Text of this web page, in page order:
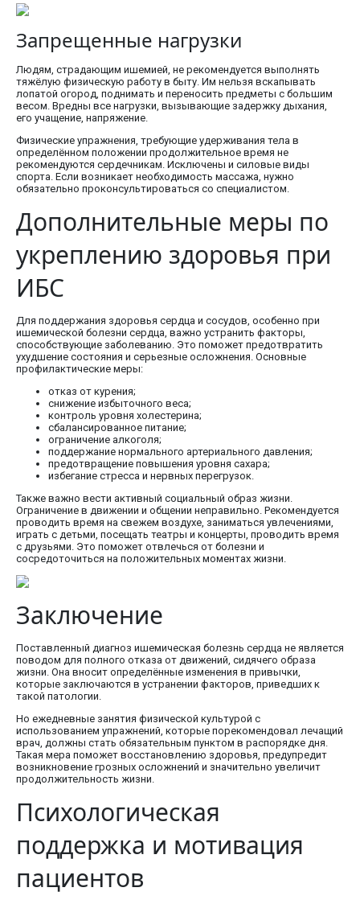
Запрещенные нагрузки
Людям, страдающим ишемией, не рекомендуется выполнять
тяжёлую физическую работу в быту. Им нельзя вскапывать
лопатой огород, поднимать и переносить предметы с большим
весом. Вредны все нагрузки, вызывающие задержку дыхания,
его учащение, напряжение.
Физические упражнения, требующие удерживания тела в
определённом положении продолжительное время не
рекомендуются сердечникам. Исключены и силовые виды
спорта. Если возникает необходимость массажа, нужно
обязательно проконсультироваться со специалистом.
Дополнительные меры по
укреплению здоровья при
ИБС
Для поддержания здоровья сердца и сосудов, особенно при
ишемической болезни сердца, важно устранить факторы,
способствующие заболеванию. Это поможет предотвратить
ухудшение состояния и серьезные осложнения. Основные
профилактические меры:
отказ от курения;
снижение избыточного веса;
контроль уровня холестерина;
сбалансированное питание;
ограничение алкоголя;
поддержание нормального артериального давления;
предотвращение повышения уровня сахара;
избегание стресса и нервных перегрузок.
Также важно вести активный социальный образ жизни.
Ограничение в движении и общении неправильно. Рекомендуется
проводить время на свежем воздухе, заниматься увлечениями,
играть с детьми, посещать театры и концерты, проводить время
с друзьями. Это поможет отвлечься от болезни и
сосредоточиться на положительных моментах жизни.
Заключение
Поставленный диагноз ишемическая болезнь сердца не является
поводом для полного отказа от движений, сидячего образа
жизни. Она вносит определённые изменения в привычки,
которые заключаются в устранении факторов, приведших к
такой патологии.
Но ежедневные занятия физической культурой с
использованием упражнений, которые порекомендовал лечащий
врач, должны стать обязательным пунктом в распорядке дня.
Такая мера поможет восстановлению здоровья, предупредит
возникновение грозных осложнений и значительно увеличит
продолжительность жизни.
Психологическая
поддержка и мотивация
пациентов